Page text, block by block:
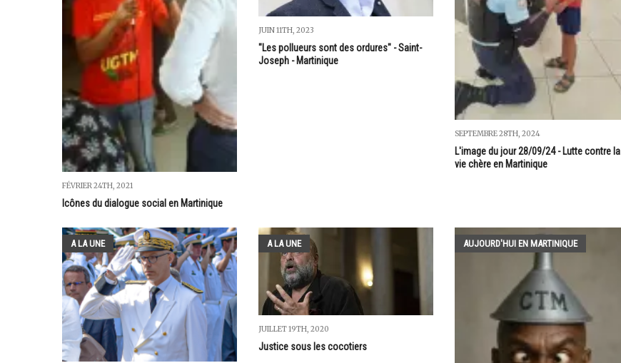
FÉVRIER 24TH, 2021
Icônes du dialogue social en Martinique
JUIN 11TH, 2023
"Les pollueurs sont des ordures" - Saint-
Joseph - Martinique
SEPTEMBRE 28TH, 2024
L'image du jour 28/09/24 - Lutte contre la
vie chère en Martinique
A LA UNE A LA UNE
JUILLET 19TH, 2020
Justice sous les cocotiers
AUJOURD'HUI EN MARTINIQUE